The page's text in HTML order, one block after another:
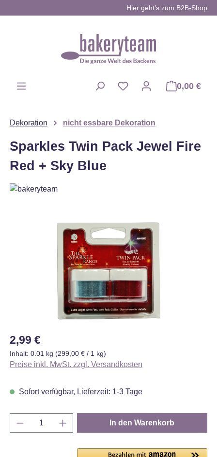
Hier geht’s zum B2B-Shop
0,00 €
Dekoration nicht essbare Dekoration
Sparkles Twin Pack Jewel Fire
Red + Sky Blue
Regulärer Preis:
2,99 €
Inhalt: 0.01 kg (299,00 € / 1 kg)
Preise inkl. MwSt. zzgl. Versandkosten
Sofort verfügbar, Lieferzeit: 1-3 Tage
Produkt Anzahl: Gib den gewünschten
In den Warenkorb